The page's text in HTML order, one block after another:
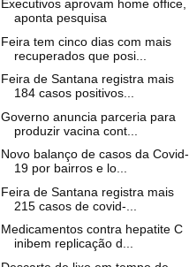
Executivos aprovam home office,
aponta pesquisa
Feira tem cinco dias com mais
recuperados que posi...
Feira de Santana registra mais
184 casos positivos...
Governo anuncia parceria para
produzir vacina cont...
Novo balanço de casos da Covid-
19 por bairros e lo...
Feira de Santana registra mais
215 casos de covid-...
Medicamentos contra hepatite C
inibem replicação d...